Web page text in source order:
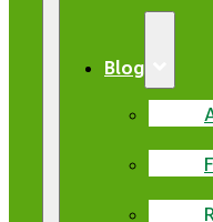
Blog